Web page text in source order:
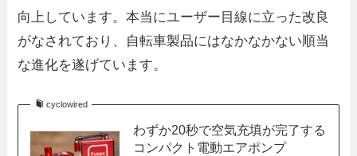
向上しています。本当にユーザー目線に立った改良
がなされており、自転車製品にはなかなかない順当
な進化を遂げています。
cyclowired
わずか20秒で空気充填が完了する
コンパクト電動エアポンプ